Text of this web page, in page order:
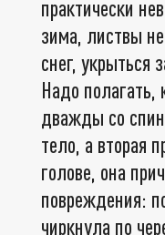
практически
зима, листвы
снег, укрыться
Надо
дважды со
тело, а вторая
голове, она
повреждения:
чиркнула по